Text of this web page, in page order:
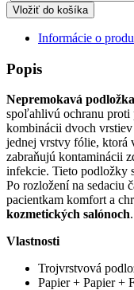
Informácie o
Popis
Nepremokavá
spoľahlivú ochranu proti
kombinácii dvoch
jednej vrstvy fólie, ktorá
zabraňujú kontaminácii
infekcie. Tieto podložky
Po rozložení na sedaciu
pacientkam komfort a
kozmetických salónoch.
Vlastnosti
Trojvrstvová
Papier + Papier +